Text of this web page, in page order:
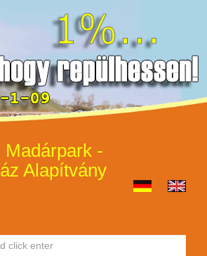
Madárpark -
Alapítvány